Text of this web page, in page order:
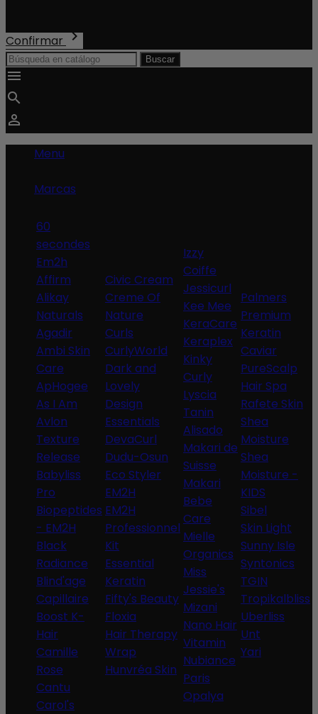
Confirmar 
Buscar



Menu
Marcas
60
secondes
Em2h
Affirm
Alikay
Naturals
Agadir
Ambi Skin
Care
ApHogee
As I Am
Avlon
Texture
Release
Babyliss
Pro
Biopeptides
- EM2H
Black
Radiance
Blind'age
Capillaire
Boost K-
Hair
Camille
Rose
Cantu
Carol's
Civic Cream
Creme Of
Nature
Curls
CurlyWorld
Dark and
Lovely
Design
Essentials
DevaCurl
Dudu-Osun
Eco Styler
EM2H
EM2H
Professionnel
Kit
Essential
Keratin
Fifty's Beauty
Floxia
Hair Therapy
Wrap
Hunvréa Skin
Izzy
Coiffe
Jessicurl
Kee Mee
KeraCare
Keraplex
Kinky
Curly
Lyscia
Tanin
Alisado
Makari de
Suisse
Makari
Bebe
Care
Mielle
Organics
Miss
Jessie's
Mizani
Nano Hair
Vitamin
Nubiance
Paris
Opalya
Palmers
Premium
Keratin
Caviar
PureScalp
Hair Spa
Rafete Skin
Shea
Moisture
Shea
Moisture -
KIDS
Sibel
Skin Light
Sunny Isle
Syntonics
TGIN
Tropikalbliss
Uberliss
Unt
Yari